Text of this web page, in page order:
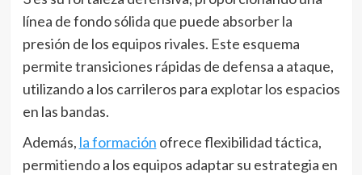
línea de fondo sólida que puede absorber la
presión de los equipos rivales. Este esquema
permite transiciones rápidas de defensa a ataque,
utilizando a los carrileros para explotar los espacios
en las bandas.
Además, la formación ofrece flexibilidad táctica,
permitiendo a los equipos adaptar su estrategia en